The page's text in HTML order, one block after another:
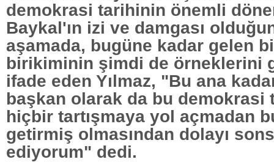
demokrasi tarihinin önemli
Baykal'ın izi ve damgası
aşamada, bugüne kadar gelen
birikiminin şimdi de örneklerini
ifade eden Yılmaz, "Bu ana
başkan olarak da bu demokrasi
hiçbir tartışmaya yol açmadan
getirmiş olmasından dolayı
ediyorum" dedi.